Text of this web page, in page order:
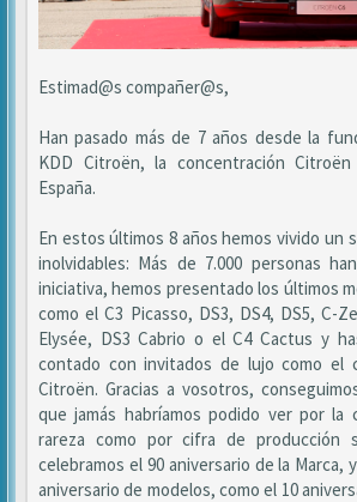
Estimad@s compañer@s,
Han pasado más de 7 años desde la
KDD Citroën, la concentración
España.
En estos últimos 8 años hemos vivido un
inolvidables: Más de 7.000 personas
iniciativa, hemos presentado los últimos
como el C3 Picasso, DS3, DS4, DS5, C-
Elysée, DS3 Cabrio o el C4 Cactus y
contado con invitados de lujo como el
Citroën. Gracias a vosotros,
que jamás habríamos podido ver por la
rareza como por cifra de producción
celebramos el 90 aniversario de la
aniversario de modelos, como el 10